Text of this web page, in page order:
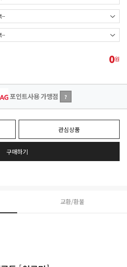
0원
포인트사용 가맹점 ?
관심상품
구매하기
교환/환불